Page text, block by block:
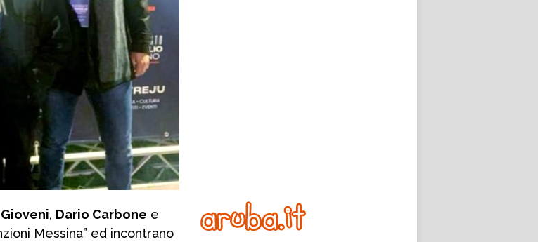
, Dario Carbone e
Messina” ed incontrano